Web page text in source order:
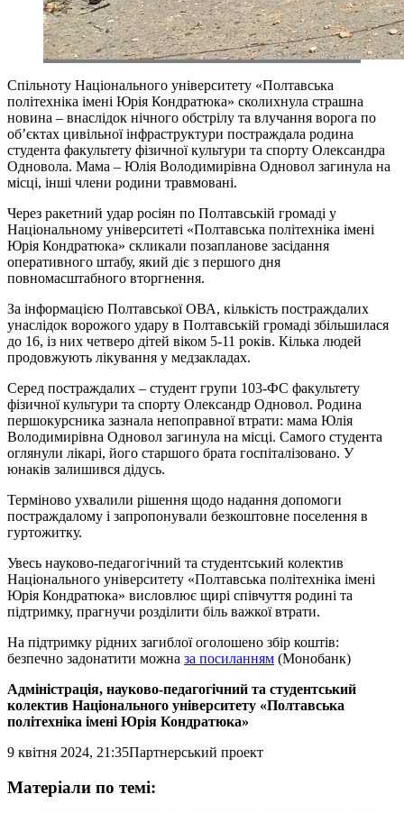
Спільноту Національного університету «Полтавська
політехніка імені Юрія Кондратюка» сколихнула страшна
новина – внаслідок нічного обстрілу та влучання ворога по
об’єктах цивільної інфраструктури постраждала родина
студента факультету фізичної культури та спорту Олександра
Одновола. Мама – Юлія Володимирівна Одновол загинула на
місці, інші члени родини травмовані.
Через ракетний удар росіян по Полтавській громаді у
Національному університеті «Полтавська політехніка імені
Юрія Кондратюка» скликали позапланове засідання
оперативного штабу, який діє з першого дня
повномасштабного вторгнення.
За інформацією Полтавської ОВА, кількість постраждалих
унаслідок ворожого удару в Полтавській громаді збільшилася
до 16, із них четверо дітей віком 5-11 років. Кілька людей
продовжують лікування у медзакладах.
Серед постраждалих – студент групи 103-ФС факультету
фізичної культури та спорту Олександр Одновол. Родина
першокурсника зазнала непоправної втрати: мама Юлія
Володимирівна Одновол загинула на місці. Самого студента
оглянули лікарі, його старшого брата госпіталізовано. У
юнаків залишився дідусь.
Терміново ухвалили рішення щодо надання допомоги
постраждалому і запропонували безкоштовне поселення в
гуртожитку.
Увесь науково-педагогічний та студентський колектив
Національного університету «Полтавська політехніка імені
Юрія Кондратюка» висловлює щирі співчуття родині та
підтримку, прагнучи розділити біль важкої втрати.
На підтримку рідних загиблої оголошено збір коштів:
безпечно задонатити можна за посиланням (Монобанк)
Адміністрація, науково-педагогічний та студентський
колектив Національного університету «Полтавська
політехніка імені Юрія Кондратюка»
9 квітня 2024, 21:35Партнерський проект
Матеріали по темі: